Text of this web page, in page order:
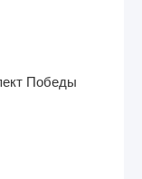
Победы